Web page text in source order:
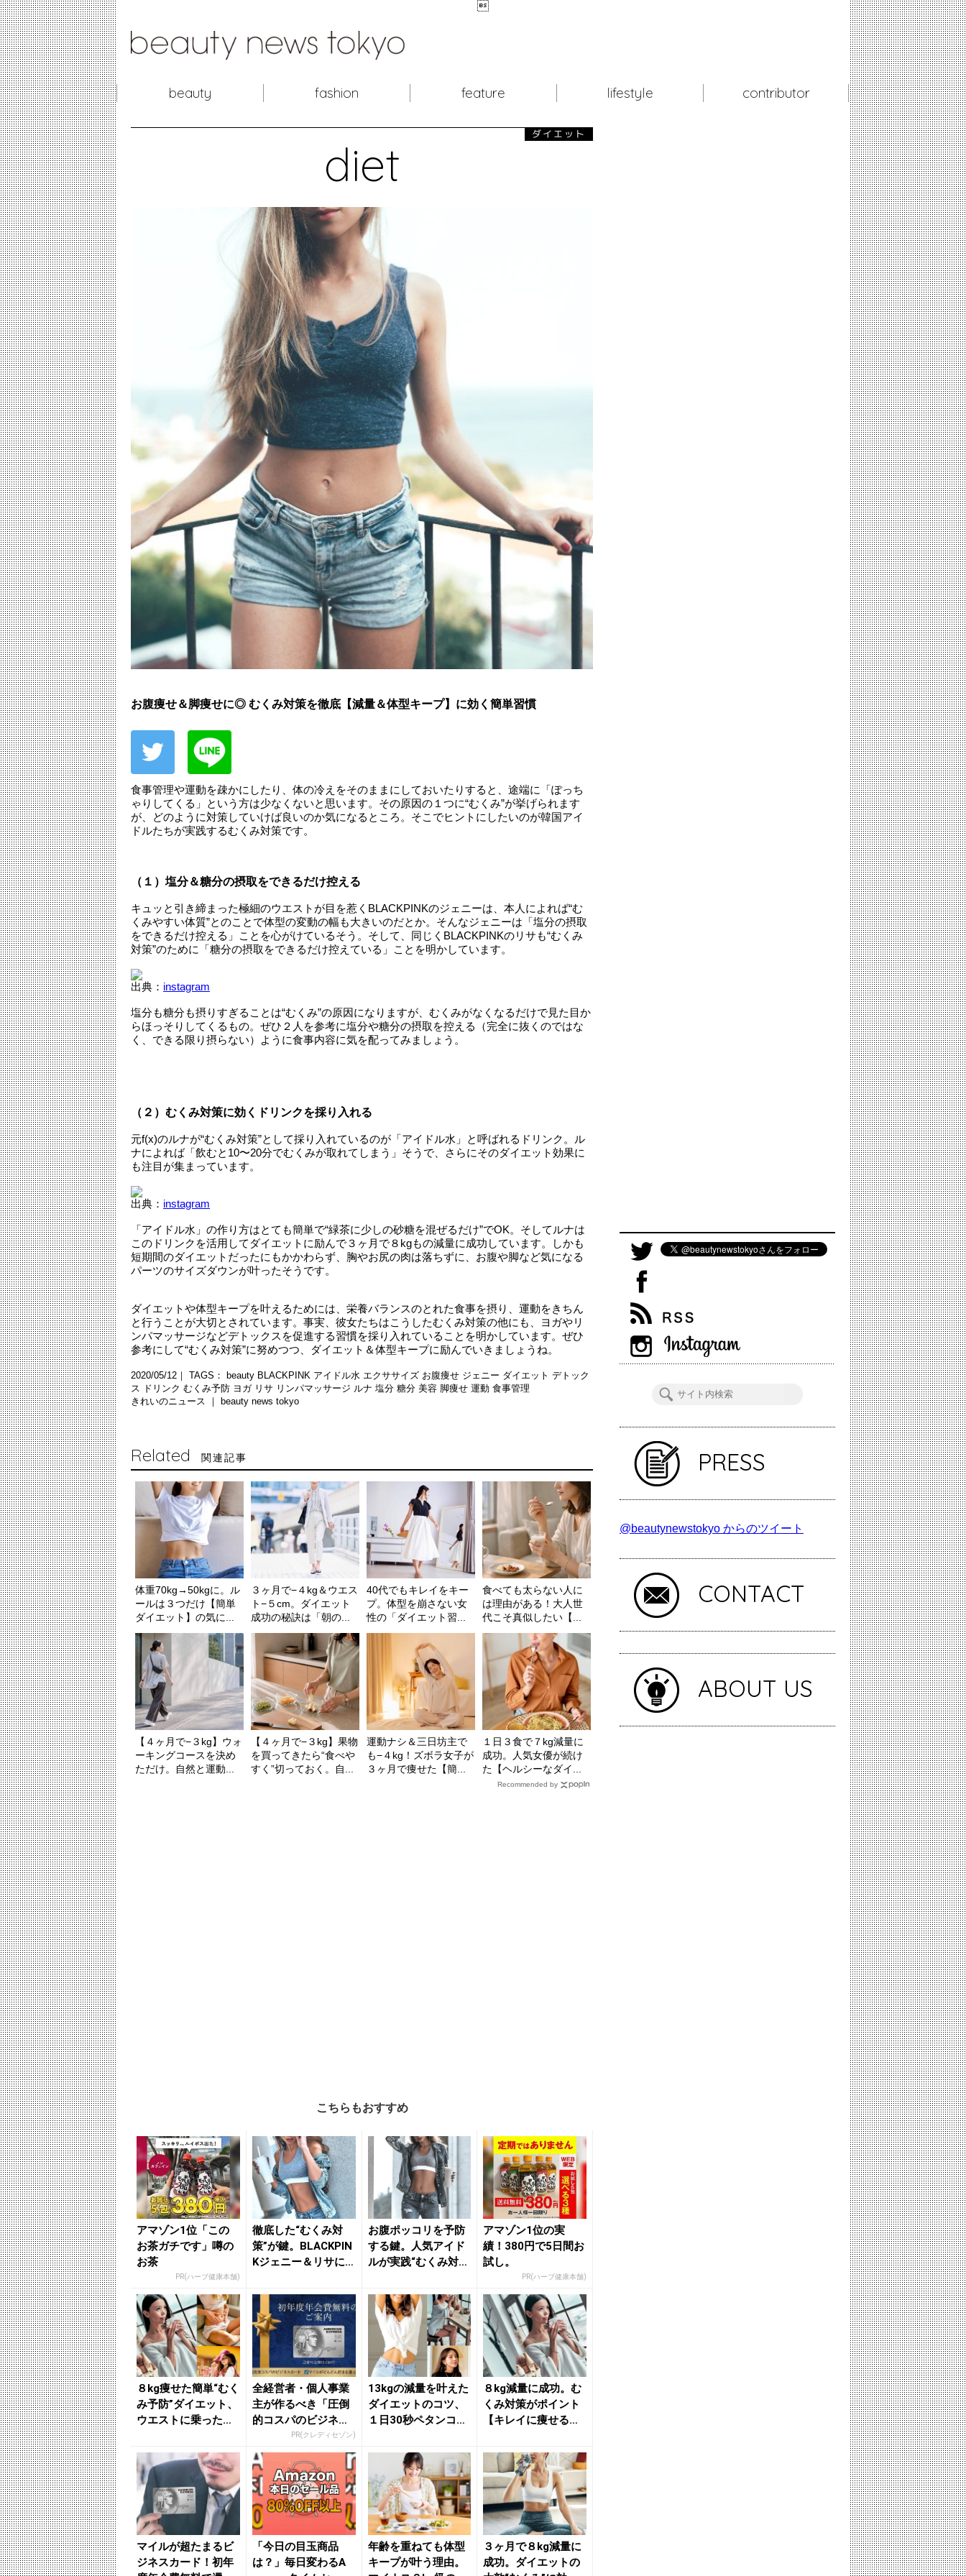

beauty fashion feature lifestyle contributor
diet
ダイエット
お腹痩せ＆脚痩せに◎ むくみ対策を徹底【減量＆体型キープ】に効く簡単習慣
食事管理や運動を疎かにしたり、体の冷えをそのままにしておいたりすると、途端に「ぽっち
ゃりしてくる」という方は少なくないと思います。その原因の１つに“むくみ”が挙げられます
が、どのように対策していけば良いのか気になるところ。そこでヒントにしたいのが韓国アイ
ドルたちが実践するむくみ対策です。
（１）塩分＆糖分の摂取をできるだけ控える
キュッと引き締まった極細のウエストが目を惹くBLACKPINKのジェニーは、本人によれば“む
くみやすい体質”とのことで体型の変動の幅も大きいのだとか。そんなジェニーは「塩分の摂取
をできるだけ控える」ことを心がけているそう。そして、同じくBLACKPINKのリサも“むくみ
対策”のために「糖分の摂取をできるだけ控えている」ことを明かしています。
出典： instagram
塩分も糖分も摂りすぎることは“むくみ”の原因になりますが、むくみがなくなるだけで見た目か
らほっそりしてくるもの。ぜひ２人を参考に塩分や糖分の摂取を控える（完全に抜くのではな
く、できる限り摂らない）ように食事内容に気を配ってみましょう。
（２）むくみ対策に効くドリンクを採り入れる
元f(x)のルナが“むくみ対策”として採り入れているのが「アイドル水」と呼ばれるドリンク。ル
ナによれば「飲むと10〜20分でむくみが取れてしまう」そうで、さらにそのダイエット効果に
も注目が集まっています。
出典： instagram
「アイドル水」の作り方はとても簡単で“緑茶に少しの砂糖を混ぜるだけ”でOK。そしてルナは
このドリンクを活用してダイエットに励んで３ヶ月で８kgもの減量に成功しています。しかも
短期間のダイエットだったにもかかわらず、胸やお尻の肉は落ちずに、お腹や脚など気になる
パーツのサイズダウンが叶ったそうです。
ダイエットや体型キープを叶えるためには、栄養バランスのとれた食事を摂り、運動をきちん
と行うことが大切とされています。事実、彼女たちはこうしたむくみ対策の他にも、ヨガやリ
ンパマッサージなどデトックスを促進する習慣を採り入れていることを明かしています。ぜひ
参考にして“むくみ対策”に努めつつ、ダイエット＆体型キープに励んでいきましょうね。
2020/05/12｜ TAGS： beauty BLACKPINK アイドル水 エクササイズ お腹痩せ ジェニー ダイエット デトック
ス ドリンク むくみ予防 ヨガ リサ リンパマッサージ ルナ 塩分 糖分 美容 脚痩せ 運動 食事管理
きれいのニュース ｜
beauty news tokyo
Related 関連記事
体重70kg→50kgに。ル
ールは３つだけ【簡単
ダイエット】の気に...
３ヶ月で−４kg＆ウエス
ト−５cm。ダイエット
成功の秘訣は「朝の...
40代でもキレイをキー
プ。体型を崩さない女
性の「ダイエット習...
食べても太らない人に
は理由がある！大人世
代こそ真似したい【...
【４ヶ月で−３kg】ウォ
ーキングコースを決め
ただけ。自然と運動...
【４ヶ月で−３kg】果物
を買ってきたら“食べや
すく”切っておく。自...
運動ナシ＆三日坊主で
も−４kg！ズボラ女子が
３ヶ月で痩せた【簡...
１日３食で７kg減量に
成功。人気女優が続け
た【ヘルシーなダイ...
Recommended by
こちらもおすすめ
アマゾン1位「この
お茶ガチです」噂の
お茶
PR(ハーブ健康本舗)
徹底した“むくみ対
策”が鍵。BLACKPIN
Kジェニー＆リサに
り...
お腹ポッコリを予防
する鍵。人気アイド
ルが実践“むくみ対
テク ...
アマゾン1位の実
績！380円で5日間お
試し。
PR(ハーブ健康本舗)
８kg痩せた簡単“むく
み予防”ダイエット、
ウエストに乗った贅
習...
全経営者・個人事業
主が作るべき「圧倒
的コスパのビジネス
カード」PR(クレディセゾン)
13kgの減量を叶えた
ダイエットのコツ、
１日30秒ペタンコお
ど...
８kg減量に成功。む
くみ対策がポイント
【キレイに痩せる】
れ...
マイルが超たまるビ
ジネスカード！初年
「今日の目玉商品
は？」毎日変わるA
年齢を重ねても体型
キープが叶う理由。
３ヶ月で８kg減量に
成功。ダイエットの
PRESS
@beautynewstokyo からのツイート
CONTACT
ABOUT US